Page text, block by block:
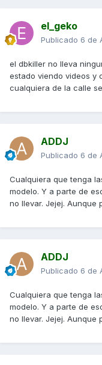
el_geko
Publicado 6 de
el dbkiller no lleva
estado viendo videos y
cualquiera de la calle
ADDJ
Publicado 6 de
Cualquiera que tenga
modelo. Y a parte de
no llevar. Jejej. Aunque
ADDJ
Publicado 6 de
Cualquiera que tenga
modelo. Y a parte de
no llevar. Jejej. Aunque